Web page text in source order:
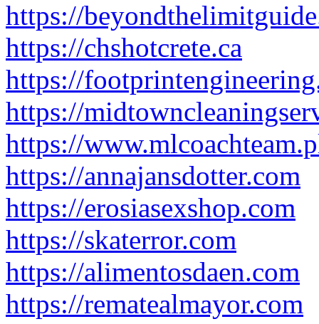
https://
https://chshotcrete.ca
https://
https://
https://
https://annajansdotter.com
https://erosiasexshop.com
https://skaterror.com
https://alimentosdaen.com
https://rematealmayor.com